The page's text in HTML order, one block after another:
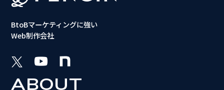
BtoBマーケティングに強い
Web制作会社
ABOUT